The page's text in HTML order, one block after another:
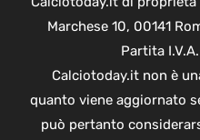
Marchese 10, 00141
Partita
Calciotoday.it non è
quanto viene aggiornato
può pertanto